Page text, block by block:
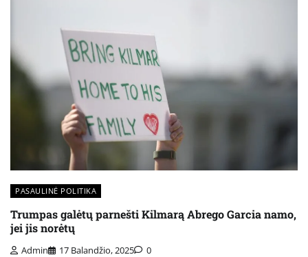
PASAULINĖ POLITIKA
Trumpas galėtų parnešti Kilmarą Abrego Garcia namo,
jei jis norėtų
Admin 17 Balandžio, 2025 0